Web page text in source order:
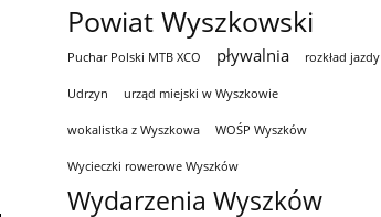
Powiat Wyszkowski
Puchar Polski MTB XCO pływalnia rozkład jazdy
Udrzyn urząd miejski w Wyszkowie
wokalistka z Wyszkowa WOŚP Wyszków
Wycieczki rowerowe Wyszków
Wydarzenia Wyszków